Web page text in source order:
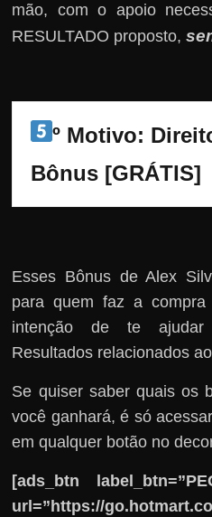
mão, com o apoio
RESULTADO proposto,
º Motivo:
Bônus [GRÁTIS]
Esses Bônus de Alex
para quem faz a
intenção de te
Resultados relacionados
Se quiser saber quais os
você ganhará, é só
em qualquer botão no
[ads_btn
url=”https://